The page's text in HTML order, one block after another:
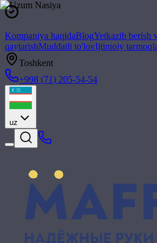
Kompaniya haqidaBlogYetkazib berish
qaytarishMuddatli to'lovIjtimoiy
Toshkent
+998 (71) 205-54-54
uz